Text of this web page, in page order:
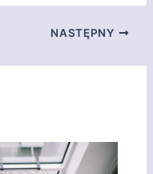
NASTĘPNY